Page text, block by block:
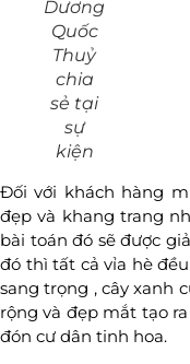
Dương
Quốc
Thuỷ
chia
sẻ tại
sự
kiện
Đối với khách hàng
đẹp và khang trang
bài toán đó sẽ được
đó thì tất cả vỉa hè
sang trọng , cây xanh
rộng và đẹp mắt tạo
đón cư dân tinh hoa.